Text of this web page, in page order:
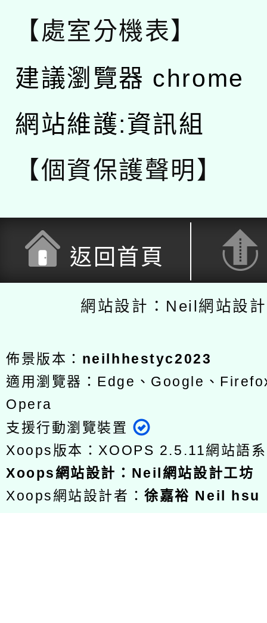
【處室分機表】
建議瀏覽器 chrome
網站維護:資訊組
【個資保護聲明】
返回首頁
網站設計：Neil網站設
佈景版本： neilhhestyc2023
適用瀏覽器：Edge、Google、
Opera
支援行動瀏覽裝置
Xoops版本：XOOPS 2.5.11網站語
Xoops網站設計 ： Neil網站設計工坊
Xoops網站設計者：徐嘉裕 Neil hsu